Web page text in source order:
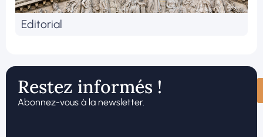
Editorial
Restez informés !
Abonnez-vous à la newsletter.